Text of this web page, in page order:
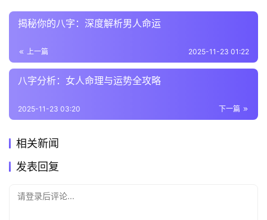
揭秘你的八字：深度解析男人命运
上一篇 2025-11-23 01:22
八字分析：女人命理与运势全攻略
下一篇
2025-11-23 03:20
相关新闻
发表回复
请登录后评论...